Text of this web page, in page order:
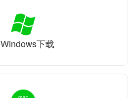
Windows下载